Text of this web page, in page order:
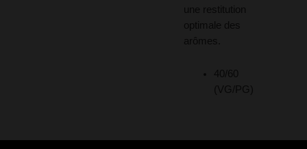
une restitution
optimale des
arômes.
40/60
(VG/PG)